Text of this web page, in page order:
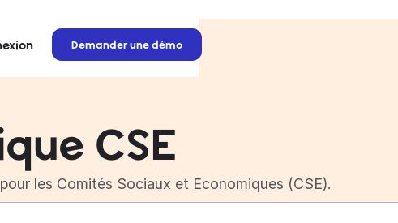
Demander une démo
CSE
les Comités Sociaux et Economiques (CSE).